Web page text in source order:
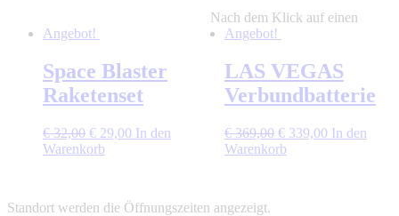
Angebot!
Space Blaster
Raketenset
€32,00 Ursprünglicher
Preis
€ 29,00 Aktueller
In den
Warenkorb
Angebot!
LAS VEGAS
Verbundbatterie
€369,00 Ursprünglicher
Preis
€339,00Aktueller
In den
Warenkorb
Nach dem Klick auf einen
Standort werden die Öffnungszeiten angezeigt.